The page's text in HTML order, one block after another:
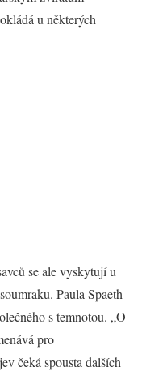
u některých
se ale vyskytují u
Paula Spaeth
s temnotou. „O
pro
čeká spousta dalších